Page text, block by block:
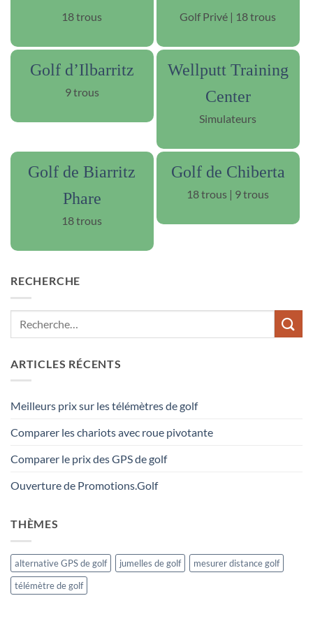
18 trous Golf Privé | 18 trous
Golf d’Ilbarritz
9 trous
Wellputt Training
Center
Simulateurs
Golf de Biarritz
Phare
18 trous
Golf de Chiberta
18 trous | 9 trous
RECHERCHE
ARTICLES RÉCENTS
Meilleurs prix sur les télémètres de golf
Comparer les chariots avec roue pivotante
Comparer le prix des GPS de golf
Ouverture de Promotions.Golf
THÈMES
alternative GPS de golf jumelles de golf
mesurer distance golf
télémètre de golf